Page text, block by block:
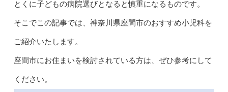
とくに子どもの病院選びとなると慎重になるものです。
そこでこの記事では、神奈川県座間市のおすすめ小児科を
ご紹介いたします。
座間市にお住まいを検討されている方は、ぜひ参考にして
ください。